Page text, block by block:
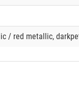
/ red metallic,